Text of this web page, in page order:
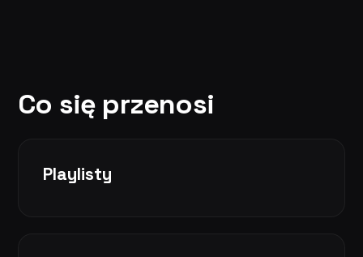
Co się przenosi
Playlisty